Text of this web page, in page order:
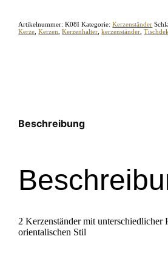
Artikelnummer:K08I Kategorie:Kerzenständer
Kerze ,Kerzen ,Kerzenhalter ,kerzenständer ,
Beschreibung
2 Kerzenständer mit unterschiedlicher
orientalischen Stil